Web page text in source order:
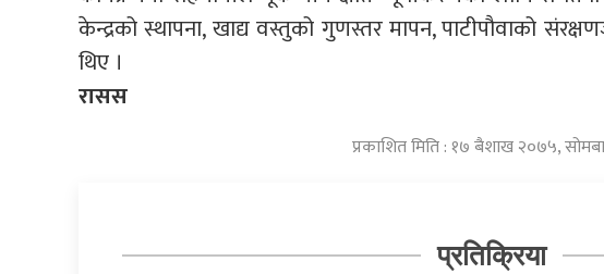
केन्द्रको स्थापना, खाद्य वस्तुको गुणस्तर मापन, पाटीपौवाको
थिए ।
रासस
प्रकाशित मिति : १७ बैशाख २०७५,
प्रतिक्रिया